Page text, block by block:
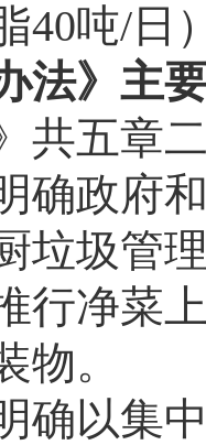
40吨/日
》主
五章二
政府和
垃圾管
行净菜
物。
以集中